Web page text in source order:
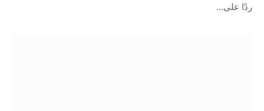
ردًا على…